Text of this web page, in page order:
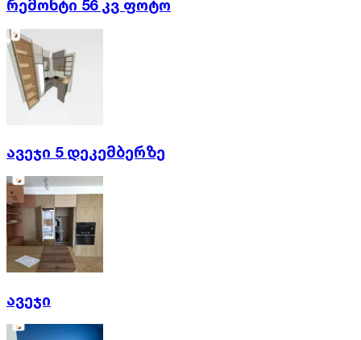
რემონტი 56 კვ ფოტო
ავეჯი 5 დეკემბერზე
ავეჯი